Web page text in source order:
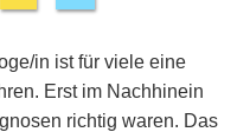
in ist für viele eine
Erst im Nachhinein
richtig waren. Das